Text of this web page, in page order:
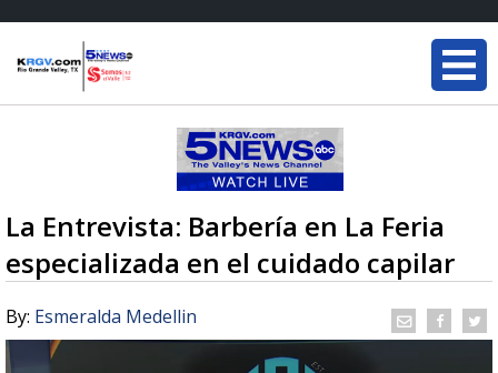
La Entrevista: Barbería en La Feria
especializada en el cuidado capilar
By: Esmeralda Medellin